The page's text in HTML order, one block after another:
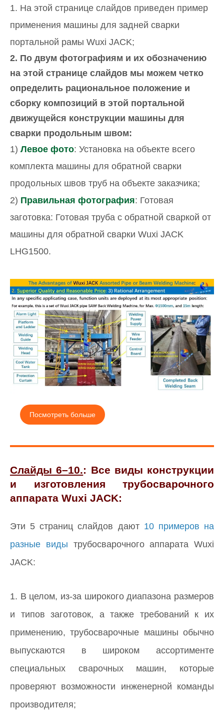
1. На этой странице слайдов приведен пример
применения машины для задней сварки
портальной рамы Wuxi JACK;
2. По двум фотографиям и их обозначению
на этой странице слайдов мы можем четко
определить рациональное положение и
сборку композиций в этой портальной
движущейся конструкции машины для
сварки продольным швом:
1) Левое фото: Установка на объекте всего
комплекта машины для обратной сварки
продольных швов труб на объекте заказчика;
2) Правильная фотография: Готовая
заготовка: Готовая труба с обратной сваркой от
машины для обратной сварки Wuxi JACK
LHG1500.
Посмотреть больше
Слайды 6–10.: Все виды конструкции
и изготовления трубосварочного
аппарата Wuxi JACK:
Эти 5 страниц слайдов дают 10 примеров на
разные виды трубосварочного аппарата Wuxi
JACK:
1. В целом, из-за широкого диапазона размеров
и типов заготовок, а также требований к их
применению, трубосварочные машины обычно
выпускаются в широком ассортименте
специальных сварочных машин, которые
проверяют возможности инженерной команды
производителя;